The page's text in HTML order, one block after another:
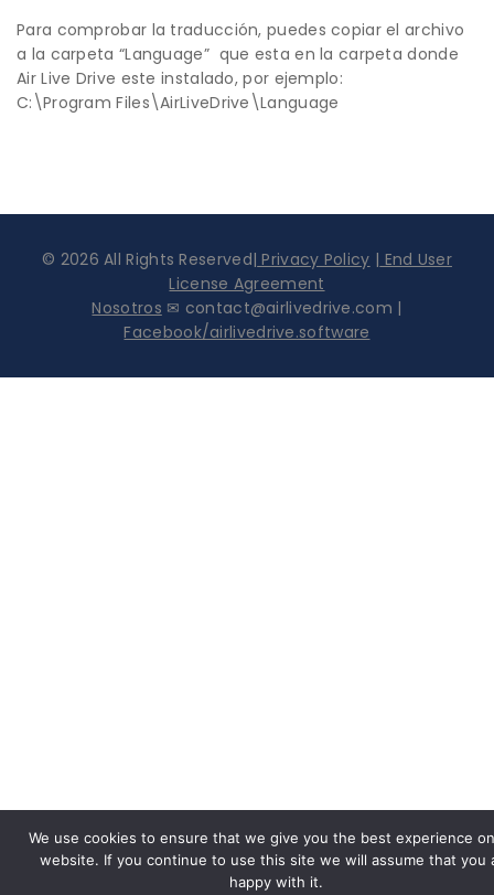
Para comprobar la traducción, puedes copiar el archivo
a la carpeta “Language” que esta en la carpeta donde
Air Live Drive este instalado, por ejemplo:
C:\Program Files\AirLiveDrive\Language
© 2026 All Rights Reserved| Privacy Policy | End User
License Agreement
Nosotros ✉ contact@airlivedrive.com |
Facebook/airlivedrive.software
We use cookies to ensure that we give you the best experience
website. If you continue to use this site we will assume that you
happy with it.